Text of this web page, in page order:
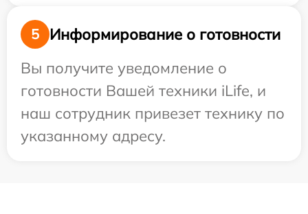
5
Информирование о готовности
Вы получите уведомление о
готовности Вашей техники iLife, и
наш сотрудник привезет технику по
указанному адресу.